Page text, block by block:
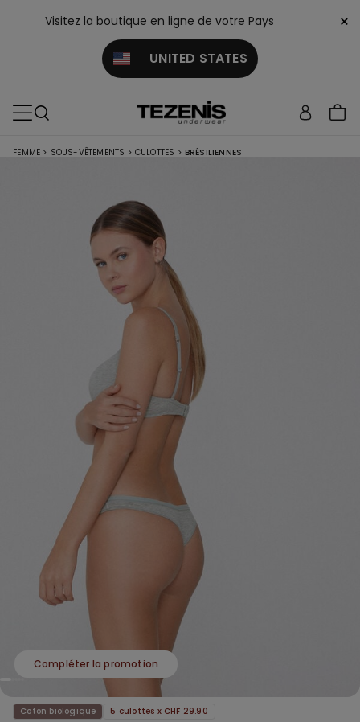
Visitez la boutique en ligne de votre Pays
UNITED STATES
×
FEMME > SOUS-VÊTEMENTS > CULOTTES > BRÉSILIENNES
Compléter la promotion
Coton biologique 5 culottes x CHF 29.90